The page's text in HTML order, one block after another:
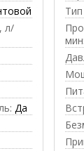
л/
Да
мин: